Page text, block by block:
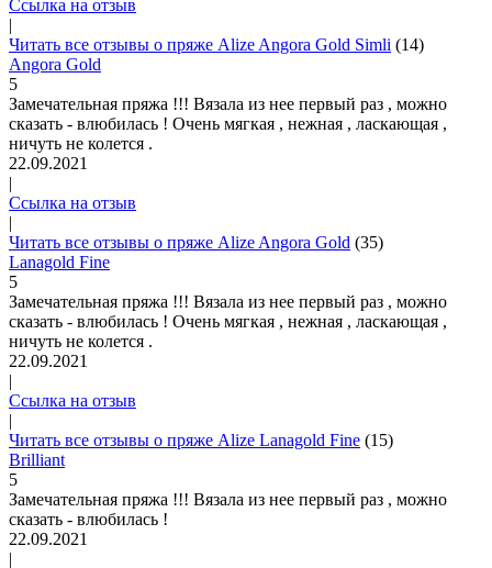
Ссылка на отзыв
|
Читать все отзывы о пряже Alize Angora Gold Simli (14)
Angora Gold
5
Замечательная пряжа !!! Вязала из нее первый раз , можно
сказать - влюбилась ! Очень мягкая , нежная , ласкающая ,
ничуть не колется .
22.09.2021
|
Ссылка на отзыв
|
Читать все отзывы о пряже Alize Angora Gold (35)
Lanagold Fine
5
Замечательная пряжа !!! Вязала из нее первый раз , можно
сказать - влюбилась ! Очень мягкая , нежная , ласкающая ,
ничуть не колется .
22.09.2021
|
Ссылка на отзыв
|
Читать все отзывы о пряже Alize Lanagold Fine (15)
Brilliant
5
Замечательная пряжа !!! Вязала из нее первый раз , можно
сказать - влюбилась !
22.09.2021
|